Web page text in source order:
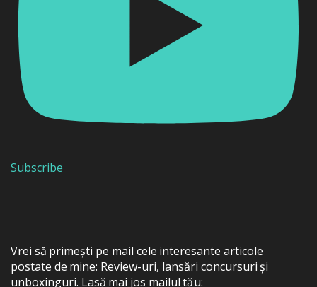
Subscribe
Vrei să primești pe mail cele interesante articole
postate de mine: Review-uri, lansări concursuri și
unboxinguri. Lasă mai jos mailul tău: